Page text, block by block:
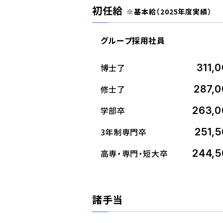
初任給 ※基本給（2025年度実績）
グループ採用社員
博士了
修士了
学部卒
3年制専門卒
高専・専門・短大卒
諸手当